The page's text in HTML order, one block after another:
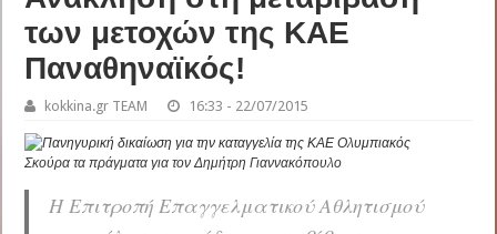
των μετοχών της ΚΑΕ
Παναθηναϊκός!
kokkina.gr TEAM 16:33 - 22/07/2015
Σκούρα τα πράγματα για τον Δημήτρη Γιαννακόπουλο
Η Επιτροπή Επαγγελματικού Αθλητισμού